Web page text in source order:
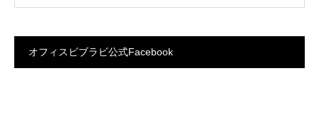
オフィスビブラビ公式Facebook